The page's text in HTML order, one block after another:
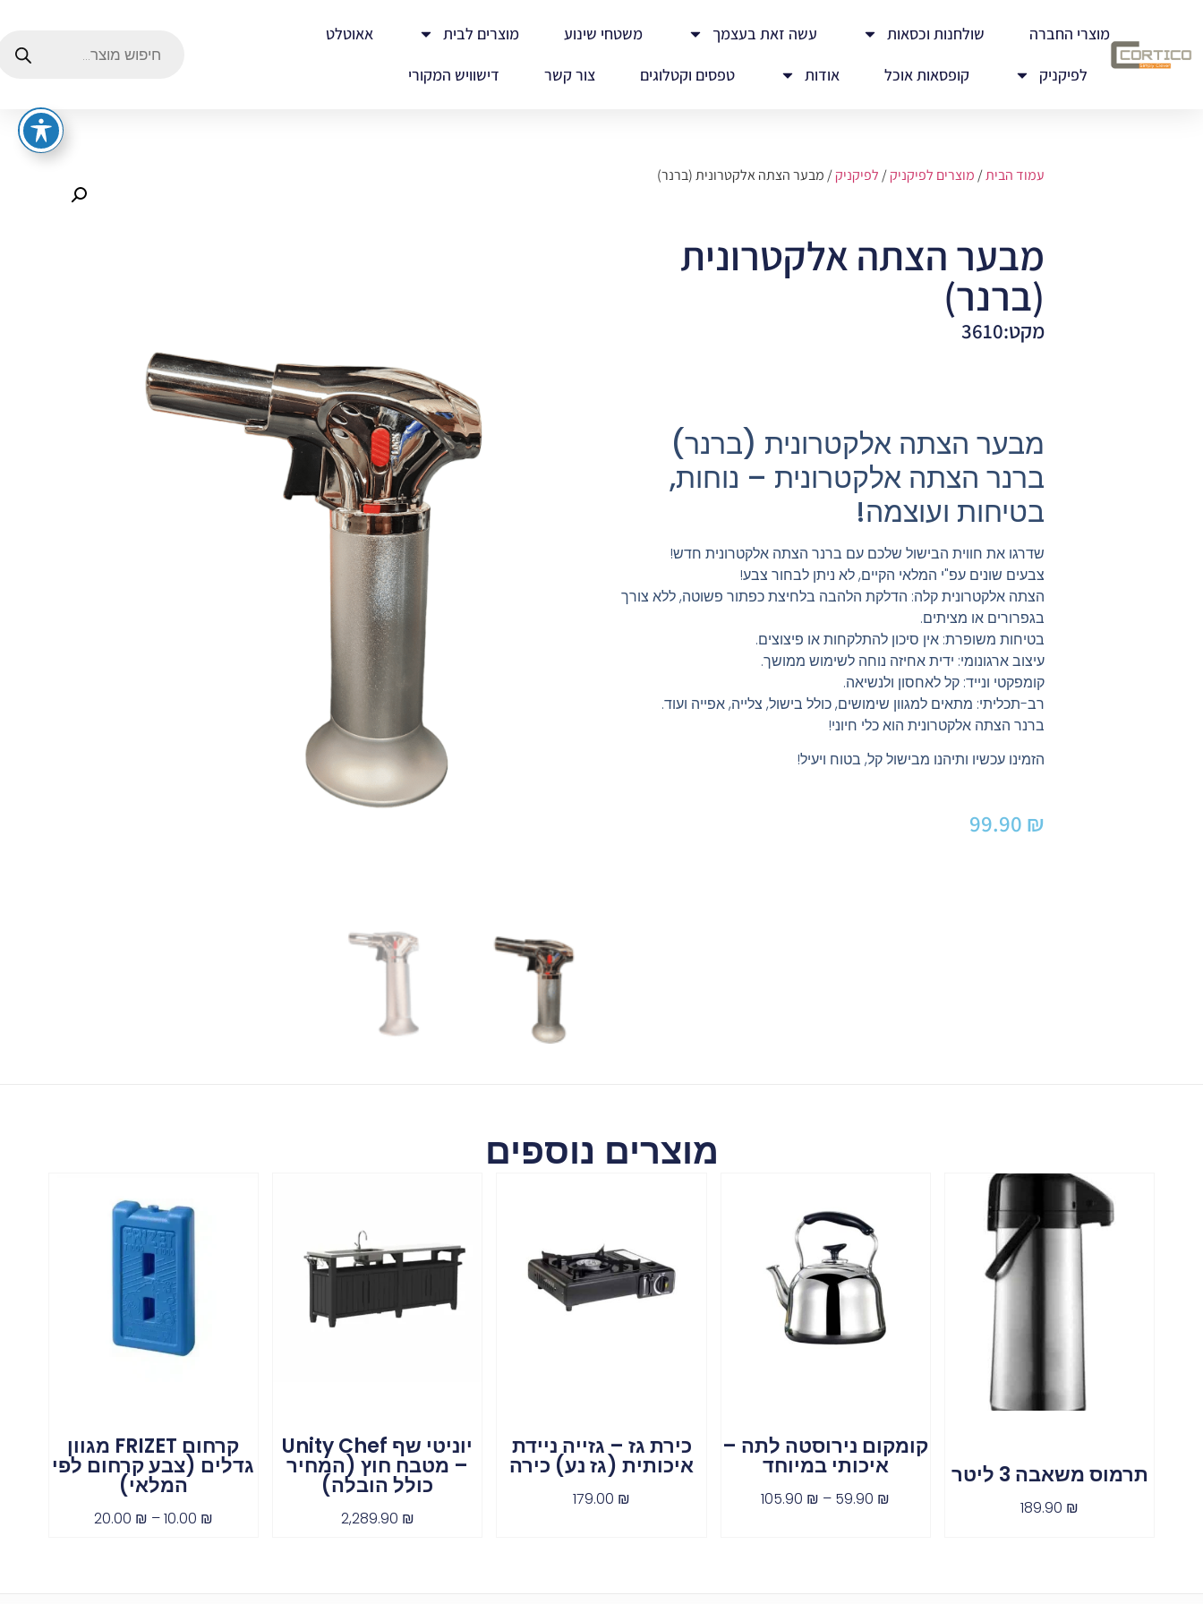
מוצרי החברה שולחנות וכסאות עשה זאת בעצמך משטחי שינוע מוצרים לבית
אאוטלט
לפיקניק
קופסאות אוכל אודות טפסים וקטלוגים צור קשר דישוויש המקורי
עמוד הבית/ מוצרים לפיקניק/ לפיקניק/ מבער הצתה אלקטרונית (ברנר)
מבער הצתה אלקטרונית
(ברנר)
מקט:3610
מבער הצתה אלקטרונית (ברנר)
ברנר הצתה אלקטרונית – נוחות,
בטיחות ועוצמה!
שדרגו את חווית הבישול שלכם עם ברנר הצתה אלקטרונית חדש!
צבעים שונים עפ"י המלאי הקיים, לא ניתן לבחור צבע!
הצתה אלקטרונית קלה: הדלקת הלהבה בלחיצת כפתור פשוטה, ללא צורך
בגפרורים או מציתים.
בטיחות משופרת: אין סיכון להתלקחות או פיצוצים.
עיצוב ארגונומי: ידית אחיזה נוחה לשימוש ממושך.
קומפקטי ונייד: קל לאחסון ולנשיאה.
רב-תכליתי: מתאים למגוון שימושים, כולל בישול, צלייה, אפייה ועוד.
ברנר הצתה אלקטרונית הוא כלי חיוני!
הזמינו עכשיו ותיהנו מבישול קל, בטוח ויעיל!
99.90 ₪
מוצרים נוספים
תרמוס משאבה 3 ליטר
189.90 ₪
קומקום נירוסטה לתה –
איכותי במיוחד
59.90 ₪
–
105.90 ₪
כירת גז – גזייה ניידת
איכותית (גז נע) כירה
179.00 ₪
יוניטי שף Unity Chef
– מטבח חוץ (המחיר
כולל הובלה)
2,289.90 ₪
קרחום FRIZET מגוון
גדלים (צבע קרחום לפי
המלאי)
10.00 ₪
–
20.00 ₪